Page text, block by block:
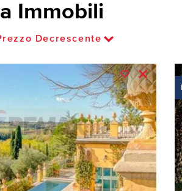
Immobili
Decrescente